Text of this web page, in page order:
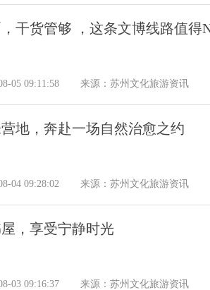
干货管够 ，这条文博线路值得
05 09:11:58 来源：苏州文化旅游资讯
地，奔赴一场自然治愈之约
04 09:28:02 来源：苏州文化旅游资讯
，享受宁静时光
03 09:16:37 来源：苏州文化旅游资讯